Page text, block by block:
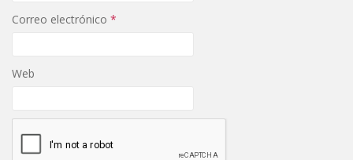
Correo electrónico *
Web